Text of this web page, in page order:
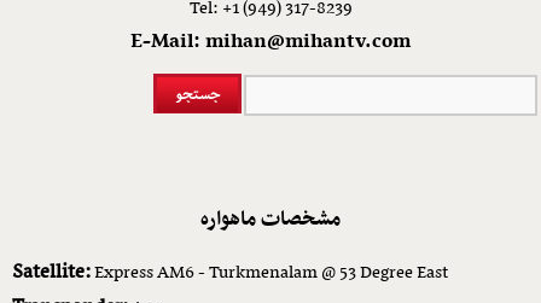
Tel: +1 (949) 317-8239
E-Mail: mihan@mihantv.com
مشخصات ماهواره
Satellite:Express AM6 - Turkmenalam @ 53 Degree East